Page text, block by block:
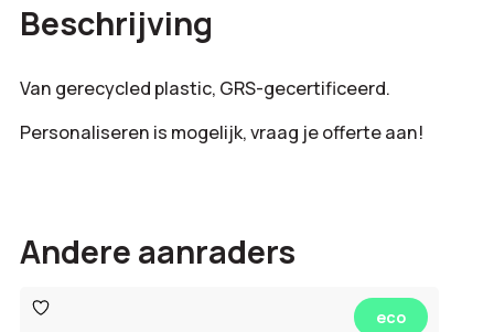
totaal:
Beschrijving
Van gerecycled plastic, GRS-gecertificeerd.
Personaliseren is mogelijk, vraag je offerte aan!
Andere aanraders
Toevoegen
aan eco